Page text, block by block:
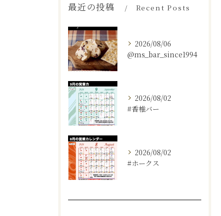
最近の投稿 Recent Posts
2026/08/06
@ms_bar_since1994
2026/08/02
#香椎バー
2026/08/02
#ホークス